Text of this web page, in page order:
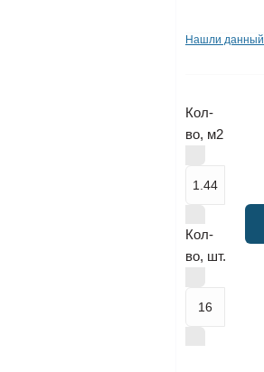
Нашли
Кол-
во, м2
Кол-
во, шт.